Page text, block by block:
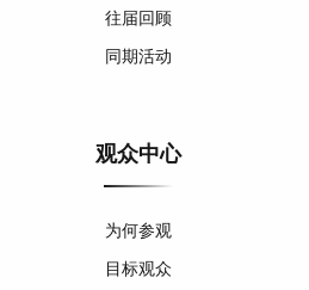
往届回顾
同期活动
观众中心
为何参观
目标观众